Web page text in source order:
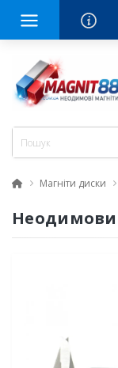
Магніти диски